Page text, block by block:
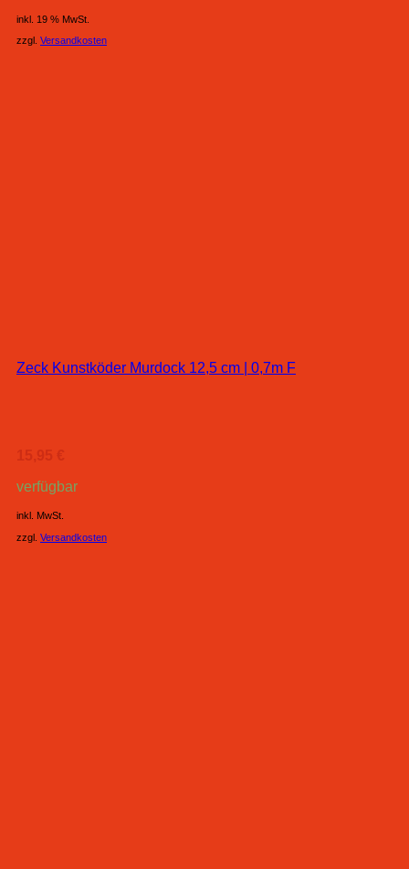
inkl. 19 % MwSt.
zzgl. Versandkosten
Zeck Kunstköder Murdock 12,5 cm | 0,7m F
15,95 €
verfügbar
inkl. MwSt.
zzgl. Versandkosten